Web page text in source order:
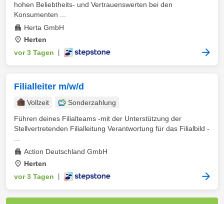
hohen Beliebtheits- und Vertrauenswerten bei den
Konsumenten ...
Herta GmbH
Herten
vor 3 Tagen
Filialleiter m/w/d
Vollzeit
Sonderzahlung
Führen deines Filialteams -mit der Unterstützung der
Stellvertretenden Filialleitung Verantwortung für das Filialbild -
Action Deutschland GmbH
Herten
vor 3 Tagen